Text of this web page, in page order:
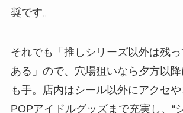
奨です。
それでも「推しシリーズ以外は残
ある」ので、穴場狙いなら夕方以
も手。店内はシール以外にアクセ
POPアイドルグッズまで充実し、“